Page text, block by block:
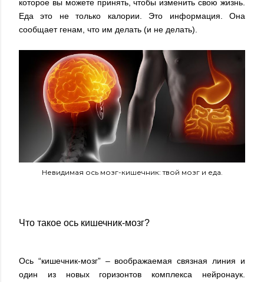
которое вы можете принять, чтобы изменить свою жизнь.
Еда это не только калории. Это информация. Она
сообщает генам, что им делать (и не делать).
Невидимая ось мозг-кишечник: твой мозг и еда.
Что такое ось кишечник-мозг?
Ось “кишечник-мозг” – воображаемая связная линия и
один из новых горизонтов комплекса нейронаук.